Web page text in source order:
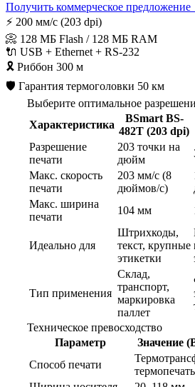
Получить коммерческое
⚡ 200 мм/с (203 dpi)
📀 128 МБ Flash / 128 МБ RAM
🔌 USB + Ethernet + RS-232
🎗️ Риббон 300 м
🛡️ Гарантия термоголовки 50 км
Выберите оптимальное
Характеристика
BSmart BS-
482T (203 dpi)
Разрешение
печати
203 точки на
дюйм
Макс. скорость
печати
203 мм/с (8
дюймов/с)
Макс. ширина
печати
104 мм
Идеально для
Штрихкоды,
текст, крупные
этикетки
Тип применения
Склад,
транспорт,
маркировка
паллет
Техническое превосходство
Параметр
Значение
Способ печати
термопечать